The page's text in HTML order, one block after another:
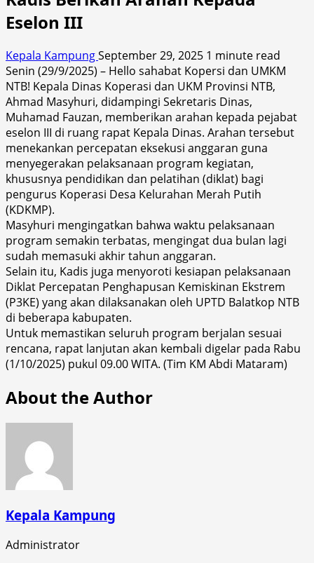
Eselon III
Kepala KampungSeptember 29, 2025 1 minute read
Senin (29/9/2025) – Hello sahabat Kopersi dan UMKM
NTB! Kepala Dinas Koperasi dan UKM Provinsi NTB,
Ahmad Masyhuri, didampingi Sekretaris Dinas,
Muhamad Fauzan, memberikan arahan kepada pejabat
eselon III di ruang rapat Kepala Dinas. Arahan tersebut
menekankan percepatan eksekusi anggaran guna
menyegerakan pelaksanaan program kegiatan,
khususnya pendidikan dan pelatihan (diklat) bagi
pengurus Koperasi Desa Kelurahan Merah Putih
(KDKMP).
Masyhuri mengingatkan bahwa waktu pelaksanaan
program semakin terbatas, mengingat dua bulan lagi
sudah memasuki akhir tahun anggaran.
Selain itu, Kadis juga menyoroti kesiapan pelaksanaan
Diklat Percepatan Penghapusan Kemiskinan Ekstrem
(P3KE) yang akan dilaksanakan oleh UPTD Balatkop NTB
di beberapa kabupaten.
Untuk memastikan seluruh program berjalan sesuai
rencana, rapat lanjutan akan kembali digelar pada Rabu
(1/10/2025) pukul 09.00 WITA. (Tim KM Abdi Mataram)
About the Author
Kepala Kampung
Administrator